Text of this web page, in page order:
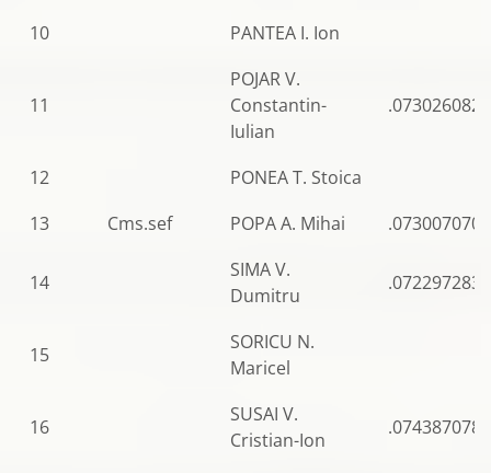
10 PANTEA I. Ion
11
POJAR V.
Constantin-
Iulian
12
PONEA T. Stoica
13
Cms.sef POPA A. Mihai .0730070707
14
SIMA V.
Dumitru
15
SORICU N.
Maricel
16
SUSAI V.
Cristian-Ion
.0743870784